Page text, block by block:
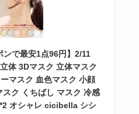
で最安1点96円】2/11
体 3Dマスク 立体マスク
マスク 血色マスク 小顔
ク くちばし マスク 冷感
オシャレ cicibella シシ